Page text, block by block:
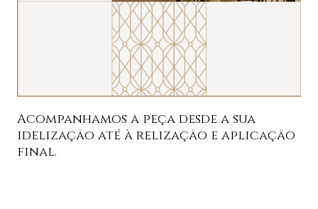
Acompanhamos a peça desde a sua
idelização até à relização e aplicação
final.